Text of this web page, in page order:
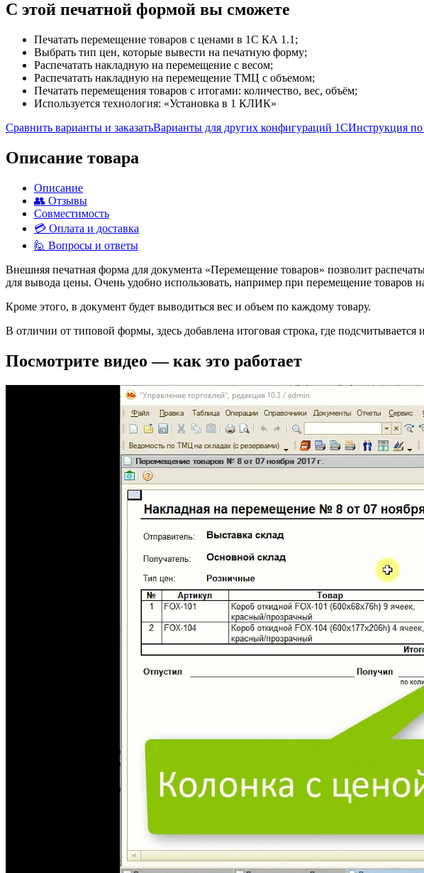
C этой печатной формой вы сможете
Печатать перемещение товаров с ценами в 1С КА 1.1;
Выбрать тип цен, которые вывести на печатную форму;
Распечатать накладную на перемещение с весом;
Распечатать накладную на перемещение ТМЦ с объемом;
Печатать перемещения товаров с итогами: количество, вес, объём;
Используется технология: «Установка в 1 КЛИК»
Сравнить варианты и заказатьВарианты для других конфигураций 1СИнструкция по
Описание товара
Описание
👥 Отзывы
Совместимость
💳 Оплата и доставка
🙋 Вопросы и ответы
Внешняя печатная форма для документа «Перемещение товаров» позволит
для вывода цены. Очень удобно использовать, например при перемещение товаров
Кроме этого, в документ будет выводиться вес и объем по каждому товару.
В отличии от типовой формы, здесь добавлена итоговая строка, где подсчитывается
Посмотрите видео — как это работает